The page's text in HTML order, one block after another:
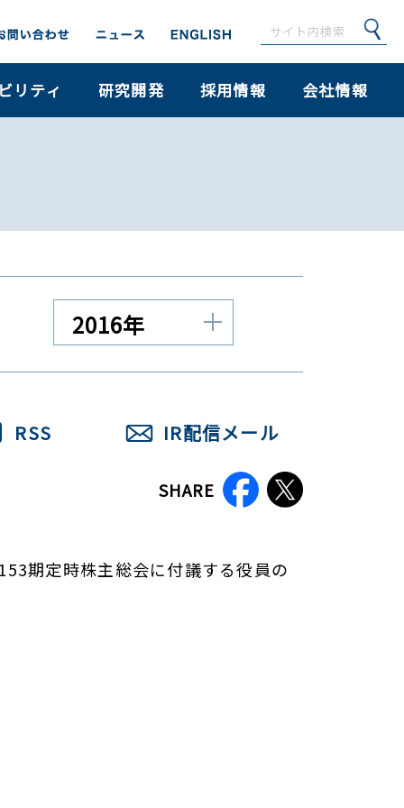
リティ 研究開発 採用情報 会社情報
2016年
RSS IR配信メール
SHARE
期定時株主総会に付議する役員の